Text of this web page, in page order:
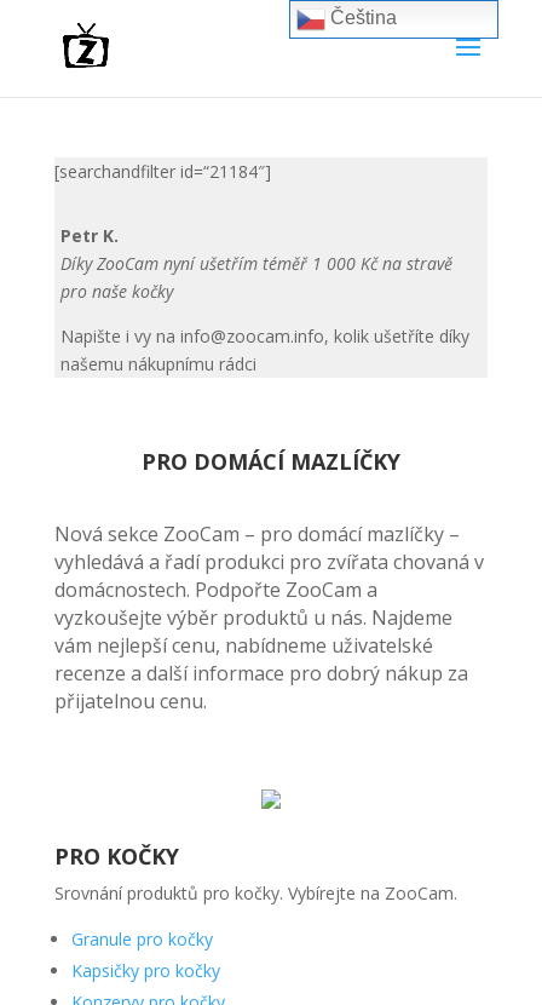
[searchandfilter id=“21184″]
Petr K.
Díky ZooCam nyní ušetřím téměř 1 000 Kč na stravě
pro naše kočky
Napište i vy na info@zoocam.info, kolik ušetříte díky
našemu nákupnímu rádci
PRO DOMÁCÍ MAZLÍČKY
Nová sekce ZooCam – pro domácí mazlíčky –
vyhledává a řadí produkci pro zvířata chovaná v
domácnostech. Podpořte ZooCam a
vyzkoušejte výběr produktů u nás. Najdeme
vám nejlepší cenu, nabídneme uživatelské
recenze a další informace pro dobrý nákup za
přijatelnou cenu.
PRO KOČKY
Srovnání produktů pro kočky. Vybírejte na ZooCam.
Granule pro kočky
Kapsičky pro kočky
Čeština‎